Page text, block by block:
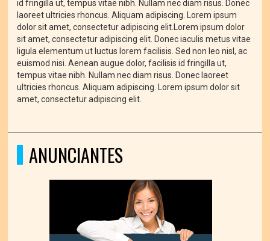
id fringilla ut, tempus vitae nibh. Nullam nec diam risus. Donec
laoreet ultricies rhoncus. Aliquam adipiscing. Lorem ipsum
dolor sit amet, consectetur adipiscing elit.Lorem ipsum dolor
sit amet, consectetur adipiscing elit. Donec iaculis metus vitae
ligula elementum ut luctus lorem facilisis. Sed non leo nisl, ac
euismod nisi. Aenean augue dolor, facilisis id fringilla ut,
tempus vitae nibh. Nullam nec diam risus. Donec laoreet
ultricies rhoncus. Aliquam adipiscing. Lorem ipsum dolor sit
amet, consectetur adipiscing elit.
ANUNCIANTES